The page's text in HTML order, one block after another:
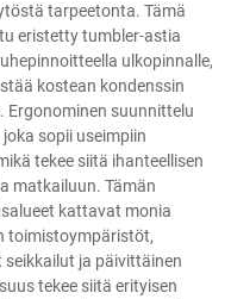
tarpeetonta. Tämä
eristetty tumbler-astia
ulkopinnalle,
kostean kondenssin
Ergonominen suunnittelu
sopii useimpiin
tekee siitä ihanteellisen
matkailuun. Tämän
kattavat monia
toimistoympäristöt,
ja päivittäinen
tekee siitä erityisen